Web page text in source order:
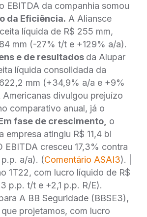
EBITDA da companhia somou
da Eficiência. A Aliansce
líquida de R$ 255 mm,
mm (-27% t/t e +129% a/a).
e de resultados da Alupar
líquida consolidada da
mm (+34,9% a/a e +9%
Americanas divulgou prejuízo
comparativo anual, já o
fase de crescimento, o
atingiu R$ 11,4 bi
EBITDA cresceu 17,3% contra
a/a). (Comentário ASAI3). |
1T22, com lucro líquido de R$
p.p. t/t e +2,1 p.p. R/E).
A BB Seguridade (BBSE3),
projetamos, com lucro